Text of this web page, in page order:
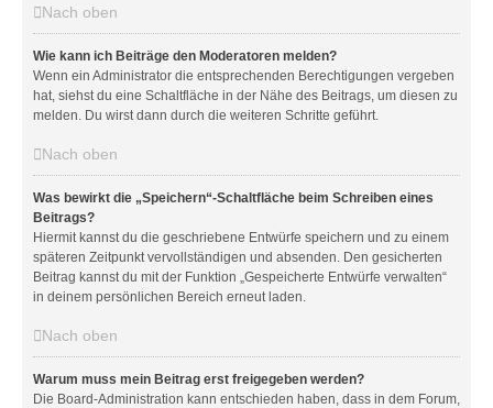
Nach oben
Wie kann ich Beiträge den Moderatoren melden?
Wenn ein Administrator die entsprechenden Berechtigungen vergeben
hat, siehst du eine Schaltfläche in der Nähe des Beitrags, um diesen zu
melden. Du wirst dann durch die weiteren Schritte geführt.
Nach oben
Was bewirkt die „Speichern“-Schaltfläche beim Schreiben eines
Beitrags?
Hiermit kannst du die geschriebene Entwürfe speichern und zu einem
späteren Zeitpunkt vervollständigen und absenden. Den gesicherten
Beitrag kannst du mit der Funktion „Gespeicherte Entwürfe verwalten“
in deinem persönlichen Bereich erneut laden.
Nach oben
Warum muss mein Beitrag erst freigegeben werden?
Die Board-Administration kann entschieden haben, dass in dem Forum,